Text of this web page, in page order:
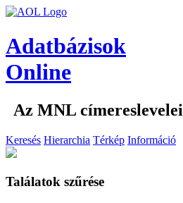
Adatbázisok
Online
Az MNL címereslevelei
Keresés Hierarchia Térkép Információ
Találatok szűrése